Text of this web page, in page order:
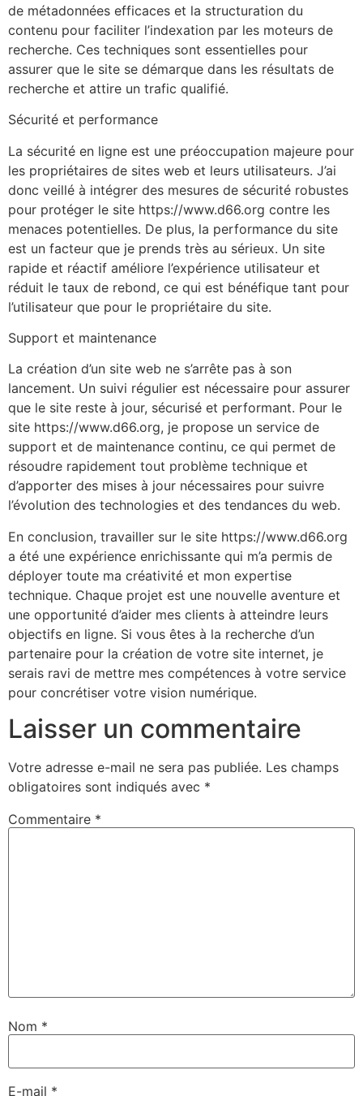
de métadonnées efficaces et la structuration du
contenu pour faciliter l’indexation par les moteurs de
recherche. Ces techniques sont essentielles pour
assurer que le site se démarque dans les résultats de
recherche et attire un trafic qualifié.
Sécurité et performance
La sécurité en ligne est une préoccupation majeure pour
les propriétaires de sites web et leurs utilisateurs. J’ai
donc veillé à intégrer des mesures de sécurité robustes
pour protéger le site https://www.d66.org contre les
menaces potentielles. De plus, la performance du site
est un facteur que je prends très au sérieux. Un site
rapide et réactif améliore l’expérience utilisateur et
réduit le taux de rebond, ce qui est bénéfique tant pour
l’utilisateur que pour le propriétaire du site.
Support et maintenance
La création d’un site web ne s’arrête pas à son
lancement. Un suivi régulier est nécessaire pour assurer
que le site reste à jour, sécurisé et performant. Pour le
site https://www.d66.org, je propose un service de
support et de maintenance continu, ce qui permet de
résoudre rapidement tout problème technique et
d’apporter des mises à jour nécessaires pour suivre
l’évolution des technologies et des tendances du web.
En conclusion, travailler sur le site https://www.d66.org
a été une expérience enrichissante qui m’a permis de
déployer toute ma créativité et mon expertise
technique. Chaque projet est une nouvelle aventure et
une opportunité d’aider mes clients à atteindre leurs
objectifs en ligne. Si vous êtes à la recherche d’un
partenaire pour la création de votre site internet, je
serais ravi de mettre mes compétences à votre service
pour concrétiser votre vision numérique.
Laisser un commentaire
Votre adresse e-mail ne sera pas publiée. Les champs
obligatoires sont indiqués avec *
Commentaire *
Nom *
E-mail *